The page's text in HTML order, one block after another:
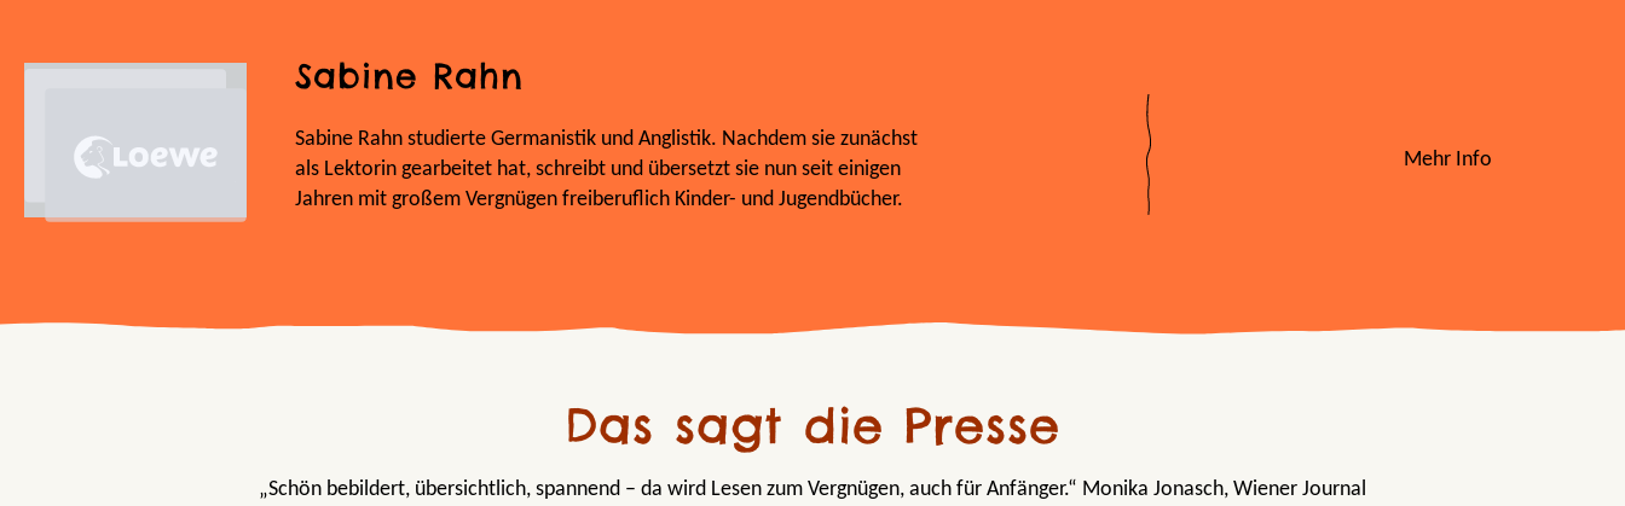
Sabine Rahn
Sabine Rahn studierte Germanistik und Anglistik. Nachdem sie zunächst
als Lektorin gearbeitet hat, schreibt und übersetzt sie nun seit einigen
Jahren mit großem Vergnügen freiberuflich Kinder- und Jugendbücher.
Mehr Info
Das sagt die Presse
„Schön bebildert, übersichtlich, spannend – da wird Lesen zum Vergnügen, auch für Anfänger.“ Monika Jonasch, Wiener Journal